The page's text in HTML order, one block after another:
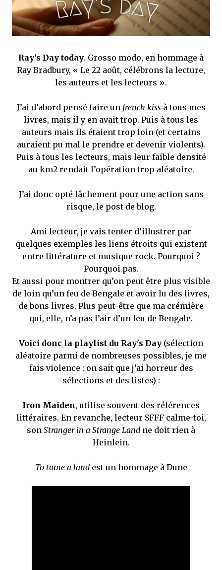
que Thomas connaissait et appréciait Olivier. Marlowe découvre une ville qu’il
ne connaissait pas, habitée par la méfiance, la peur et le rigorisme de la Ligue,
une ville pleine de mystères et de vieilles rancœurs. La Dame d...
Ray’s Day today. Grosso modo, en hommage à
Ray Bradbury, « Le 22 août, célébrons la lecture,
les auteurs et les lecteurs ».
J’ai d’abord pensé faire un french kiss à tous mes
livres, mais il y en avait trop. Puis à tous les
auteurs mais ils étaient trop loin (et certains
auraient pu mal le prendre et devenir violents).
Puis à tous les lecteurs, mais leur faible densité
au km2 rendait l’opération trop aléatoire.
J’ai donc opté lâchement pour une action sans
risque, le post de blog.
Ami lecteur, je vais tenter d’illustrer par
quelques exemples les liens étroits qui existent
entre littérature et musique rock. Pourquoi ?
Pourquoi pas.
Et aussi pour montrer qu’on peut être plus visible
de loin qu’un feu de Bengale et avoir lu des livres,
de bons livres. Plus peut-être que ma crémière
qui, elle, n’a pas l’air d’un feu de Bengale.
Voici donc la playlist du Ray's Day (sélection
aléatoire parmi de nombreuses possibles, je me
fais violence : on sait que j’ai horreur des
sélections et des listes) :
Iron Maiden, utilise souvent des références
littéraires. En revanche, lecteur SFFF calme-toi,
son Stranger in a Strange Land ne doit rien à
Heinlein.
To tome a landest un hommage à Dune